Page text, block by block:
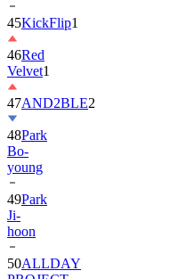
45KickFlip1
46Red
Velvet1
47AND2BLE2
48Park
Bo-
young
49Park
Ji-
hoon
50ALLDAY